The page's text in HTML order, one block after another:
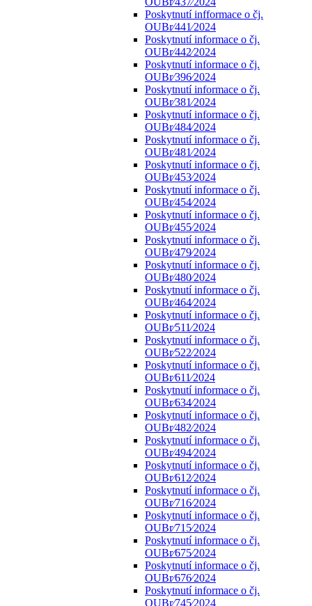
Poskytnutí infformace o čj.
OUBr⁄441⁄2024
Poskytnutí informace o čj.
OUBr⁄442⁄2024
Poskytnutí informace o čj.
OUBr⁄396⁄2024
Poskytnutí informace o čj.
OUBr⁄381⁄2024
Poskytnutí informace o čj.
OUBr⁄484⁄2024
Poskytnutí informace o čj.
OUBr⁄481⁄2024
Poskytnutí informace o čj.
OUBr⁄453⁄2024
Poskytnutí informace o čj.
OUBr⁄454⁄2024
Poskytnutí informace o čj.
OUBr⁄455⁄2024
Poskytnutí informace o čj.
OUBr⁄479⁄2024
Poskytnutí informace o čj.
OUBr⁄480⁄2024
Poskytnutí informace o čj.
OUBr⁄464⁄2024
Poskytnutí informace o čj.
OUBr⁄511⁄2024
Poskytnutí informace o čj.
OUBr⁄522⁄2024
Poskytnutí informace o čj.
OUBr⁄611⁄2024
Poskytnutí informace o čj.
OUBr⁄634⁄2024
Poskytnutí informace o čj.
OUBr⁄482⁄2024
Poskytnutí informace o čj.
OUBr⁄494⁄2024
Poskytnutí informace o čj.
OUBr⁄612⁄2024
Poskytnutí informace o čj.
OUBr⁄716⁄2024
Poskytnutí informace o čj.
OUBr⁄715⁄2024
Poskytnutí informace o čj.
OUBr⁄675⁄2024
Poskytnutí informace o čj.
OUBr⁄676⁄2024
Poskytnutí informace o čj.
OUBr⁄745⁄2024